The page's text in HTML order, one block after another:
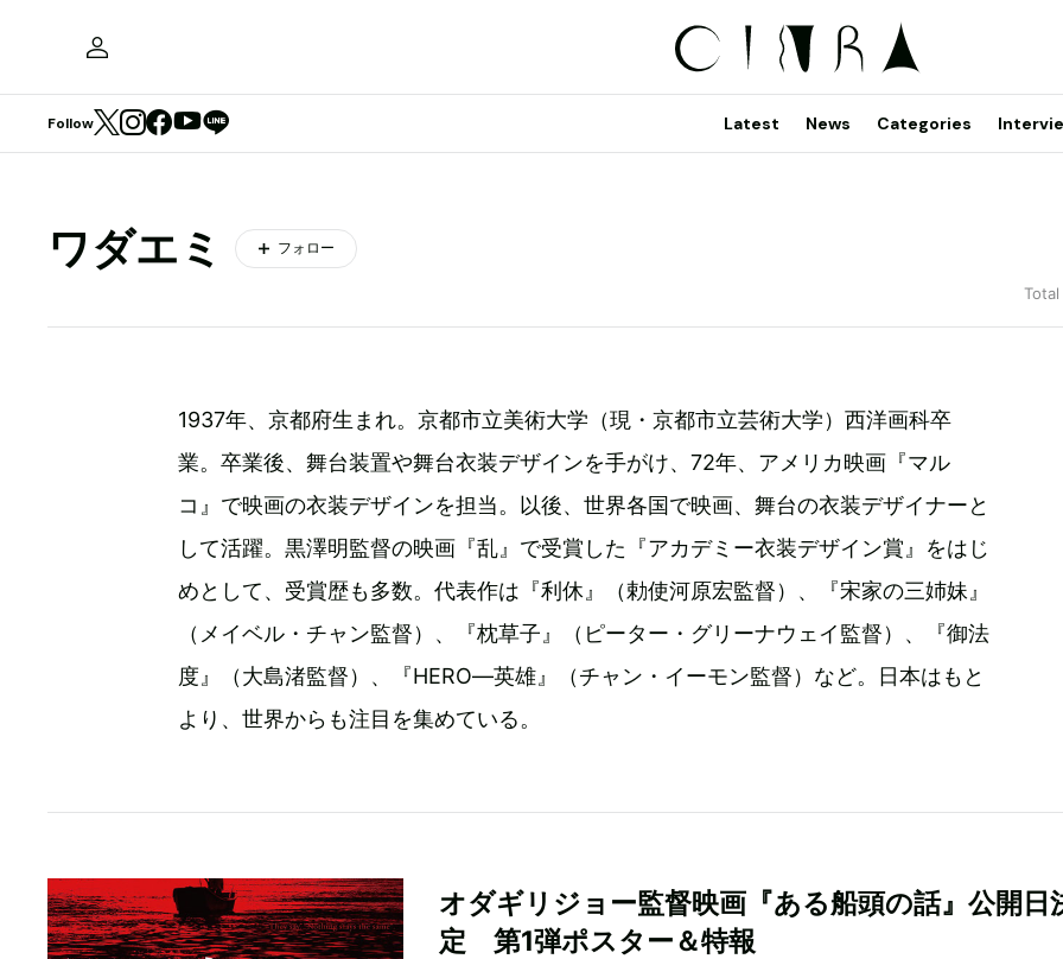
Follow Latest News Categories
ワダエミ フォロー
1937年、京都府生まれ。京都市立美術大学（現・京都市立芸術大学）西洋画科卒
業。卒業後、舞台装置や舞台衣装デザインを手がけ、72年、アメリカ映画『マル
コ』で映画の衣装デザインを担当。以後、世界各国で映画、舞台の衣装デザイナーと
して活躍。黒澤明監督の映画『乱』で受賞した『アカデミー衣装デザイン賞』をはじ
めとして、受賞歴も多数。代表作は『利休』（勅使河原宏監督）、『宋家の三姉妹』
（メイベル・チャン監督）、『枕草子』（ピーター・グリーナウェイ監督）、『御法
度』（大島渚監督）、『HERO―英雄』（チャン・イーモン監督）など。日本はもと
より、世界からも注目を集めている。
オダギリジョー監督映画『ある船頭の話』公開日
定 第1弾ポスター＆特報